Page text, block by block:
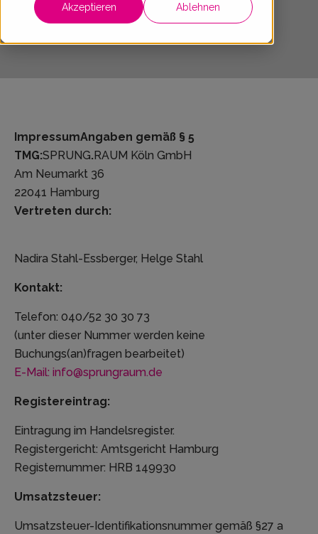
Akzeptieren Ablehnen
Impressum
ImpressumAngaben gemäß § 5
TMG:SPRUNG. RAUM Köln GmbH
Am Neumarkt 36
22041 Hamburg
Vertreten durch:
Nadira Stahl-Essberger, Helge Stahl
Kontakt:
Telefon: 040/52 30 30 73
(unter dieser Nummer werden keine
Buchungs(an)fragen bearbeitet)
E-Mail: info@sprungraum.de
Registereintrag:
Eintragung im Handelsregister.
Registergericht: Amtsgericht Hamburg
Registernummer: HRB 149930
Umsatzsteuer:
Umsatzsteuer-Identifikationsnummer gemäß §27 a